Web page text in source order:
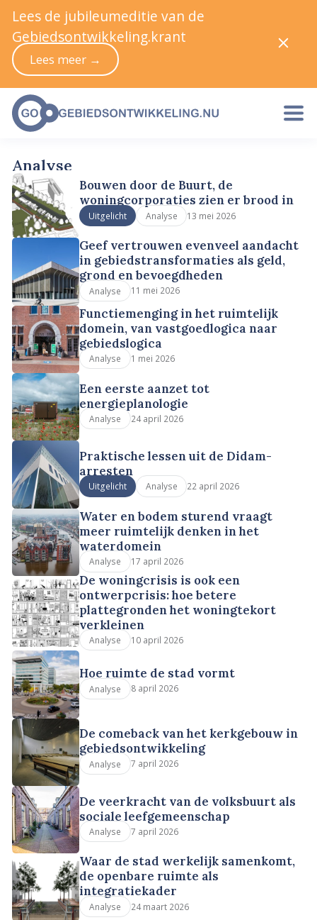
Analyse
Bouwen door de Buurt, de
woningcorporaties zien er brood in
Uitgelicht Analyse 13 mei 2026
Geef vertrouwen evenveel aandacht
in gebiedstransformaties als geld,
grond en bevoegdheden
Analyse 11 mei 2026
Functiemenging in het ruimtelijk
domein, van vastgoedlogica naar
gebiedslogica
Analyse 1 mei 2026
Een eerste aanzet tot
energieplanologie
Analyse 24 april 2026
Praktische lessen uit de Didam-
arresten
Uitgelicht Analyse 22 april 2026
Water en bodem sturend vraagt
meer ruimtelijk denken in het
waterdomein
Analyse 17 april 2026
De woningcrisis is ook een
ontwerpcrisis: hoe betere
plattegronden het woningtekort
verkleinen
Analyse 10 april 2026
Hoe ruimte de stad vormt
Analyse 8 april 2026
De comeback van het kerkgebouw in
gebiedsontwikkeling
Analyse 7 april 2026
De veerkracht van de volksbuurt als
sociale leefgemeenschap
Analyse 7 april 2026
Waar de stad werkelijk samenkomt,
de openbare ruimte als
integratiekader
Analyse 24 maart 2026
Lees de jubileumeditie van de
Gebiedsontwikkeling.krant
Lees meer →